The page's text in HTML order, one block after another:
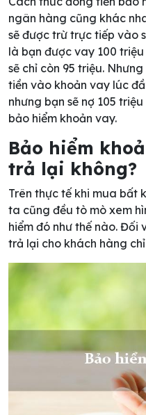
ngân hàng cũng khác
sẽ được trừ trực tiếp vào
là bạn được vay 100
sẽ chỉ còn 95 triệu.
tiền vào khoản vay lúc
nhưng bạn sẽ nợ 105
bảo hiểm khoản vay.
Bảo hiểm
trả lại không?
Trên thực tế khi mua bất
ta cũng đều tò mò xem
hiểm đó như thế nào. Đối
trả lại cho khách hàng